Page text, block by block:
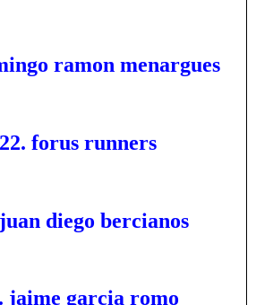
ramon menargues
forus runners
diego bercianos
jaime garcia romo